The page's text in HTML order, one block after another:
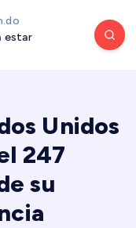
estar
Unidos
247
su